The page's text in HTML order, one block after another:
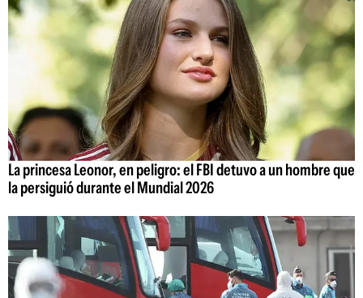
La princesa Leonor, en peligro: el FBI detuvo a un hombre que
la persiguió durante el Mundial 2026